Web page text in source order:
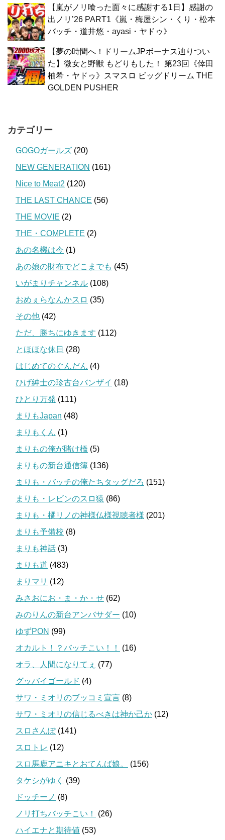
【嵐がノリ喰った面々に感謝する1日】感謝の
出ノリ’26 PART1《嵐・梅屋シン・くり・松本
バッチ・道井悠・ayasi・ヤドゥ》
【夢の時間へ！ドリームJPボーナス辿りつい
た】微女と野獣 もどりもした！ 第23回《倖田
柚希・ヤドゥ》スマスロ ビッグドリーム THE
GOLDEN PUSHER
カテゴリー
GOGOガールズ (20)
NEW GENERATION (161)
Nice to Meat2 (120)
THE LAST CHANCE (56)
THE MOVIE (2)
THE・COMPLETE (2)
あの名機は今 (1)
あの娘の財布でどこまでも (45)
いがまりチャンネル (108)
おめぇらなんかスロ (35)
その他 (42)
ただ、勝ちにゆきます (112)
とほほな休日 (28)
はじめてのぐんだん (4)
ひげ紳士の珍古台バンザイ (18)
ひとり万発 (111)
まりもJapan (48)
まりもくん (1)
まりもの俺が賭け橋 (5)
まりもの新台通信簿 (136)
まりも・バッチの俺たちタッグだろ (151)
まりも・レビンのスロ猿 (86)
まりも・橘リノの神様仏様視聴者様 (201)
まりも予備校 (8)
まりも神話 (3)
まりも道 (483)
まりマリ (12)
みさおにお・ま・か・せ (62)
みのりんの新台アンバサダー (10)
ゆずPON (99)
オカルト！？バッチこい！！
(16)
オラ、人間になりてぇ (77)
グッバイゴールド (4)
サワ・ミオリのブッコミ宣言 (8)
サワ・ミオリの信じるべきは神か己か (12)
スロさんぽ(141)
スロトレ (12)
スロ馬鹿アニキとおてんば娘。
(156)
タケシがゆく
(39)
ドッチーノ (8)
ノリ打ちバッチこい！
(26)
ハイエナと期待値 (53)